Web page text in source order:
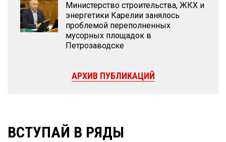
Министерство строительства, ЖКХ и
энергетики Карелии занялось
проблемой переполненных
мусорных площадок в
Петрозаводске
АРХИВ ПУБЛИКАЦИЙ
ВСТУПАЙ В РЯДЫ